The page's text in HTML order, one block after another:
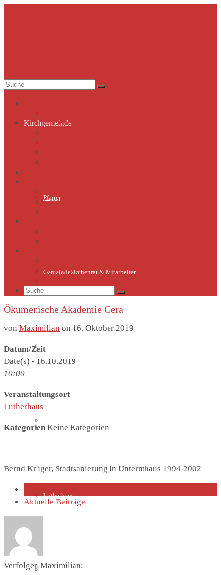
Kirchgemeinde
Pfarrer
Gemeindekirchenrat & Mitarbeiter
Gemeindeleben
Lutherhaus
Partnergemeinde
Suche
Gemeindekirchenrat & Mitarbeiter
Geschichte St.Marien
Sternsinger
Suche
Ökumenische Akademie Gera
von Maximilian on 16. Oktober 2019
Datum/Zeit
Date(s) - 16.10.2019
10:00
Veranstaltungsort
Lutherhaus
Kategorien Keine Kategorien
Bernd Krüger, Stadtsanierung in Untermhaus 1994-2002
Aktuelle Beiträge
Verfolgen Maximilian: